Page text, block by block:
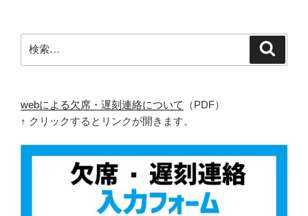
ゲ
ー
ョ
ン
ジ
索:
webによる欠席・遅刻連絡について
（PDF）
↑ クリックするとリンクが開きます。